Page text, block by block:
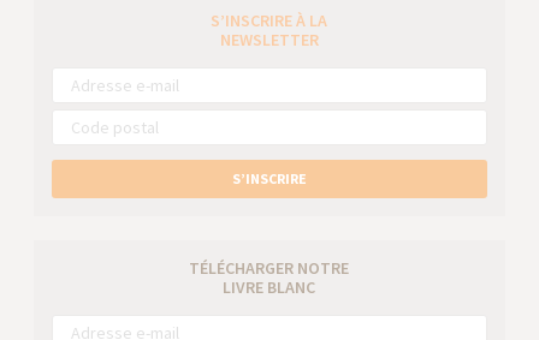
S’INSCRIRE À LA
NEWSLETTER
S’INSCRIRE
TÉLÉCHARGER NOTRE
LIVRE BLANC